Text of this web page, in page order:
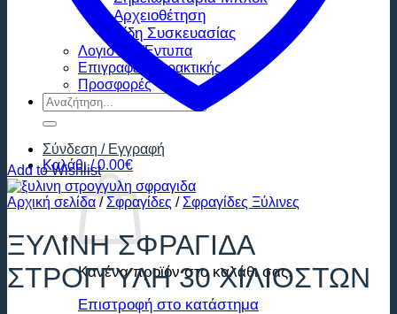
Αρχειοθέτηση
Είδη Συσκευασίας
Λογιστικά Έντυπα
Επιγραφές Χαρακτικής
Προσφορές
Αναζήτηση
για:
Σύνδεση / Εγγραφή
Καλάθι /0.00€
Κανένα προϊόν στο καλάθι σας.
Επιστροφή στο κατάστημα
Add to Wishlist
Αρχική σελίδα / Σφραγίδες / Σφραγίδες Ξύλινες
ΞΥΛΙΝΗ ΣΦΡΑΓΙΔΑ
ΣΤΡΟΓΓΥΛΗ 30 ΧΙΛΙΟΣΤΩΝ